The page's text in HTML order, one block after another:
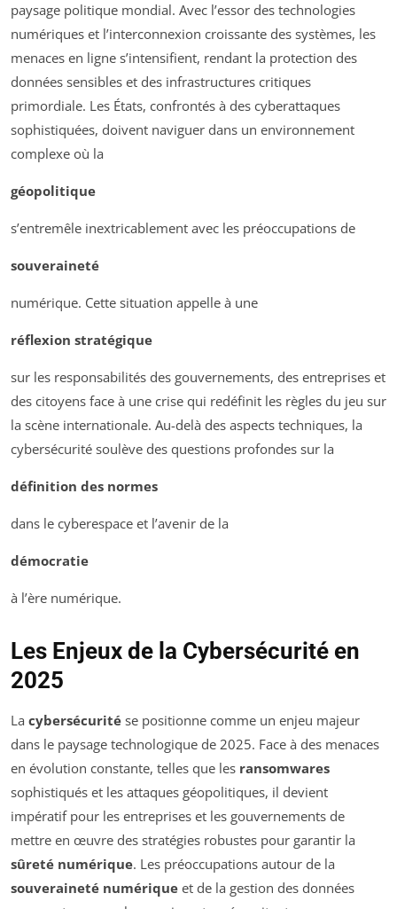
paysage politique mondial. Avec l’essor des technologies
numériques et l’interconnexion croissante des systèmes, les
menaces en ligne s’intensifient, rendant la protection des
données sensibles et des infrastructures critiques
primordiale. Les États, confrontés à des cyberattaques
sophistiquées, doivent naviguer dans un environnement
complexe où la
géopolitique
s’entremêle inextricablement avec les préoccupations de
souveraineté
numérique. Cette situation appelle à une
réflexion stratégique
sur les responsabilités des gouvernements, des entreprises et
des citoyens face à une crise qui redéfinit les règles du jeu sur
la scène internationale. Au-delà des aspects techniques, la
cybersécurité soulève des questions profondes sur la
définition des normes
dans le cyberespace et l’avenir de la
démocratie
à l’ère numérique.
Les Enjeux de la Cybersécurité en
2025
La cybersécurité se positionne comme un enjeu majeur
dans le paysage technologique de 2025. Face à des menaces
en évolution constante, telles que les ransomwares
sophistiqués et les attaques géopolitiques, il devient
impératif pour les entreprises et les gouvernements de
mettre en œuvre des stratégies robustes pour garantir la
sûreté numérique. Les préoccupations autour de la
souveraineté numérique et de la gestion des données